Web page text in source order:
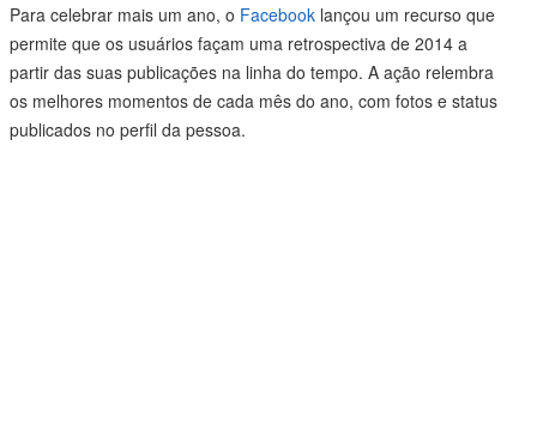
Para celebrar mais um ano, o Facebook lançou um recurso que
permite que os usuários façam uma retrospectiva de 2014 a
partir das suas publicações na linha do tempo. A ação relembra
os melhores momentos de cada mês do ano, com fotos e status
publicados no perfil da pessoa.